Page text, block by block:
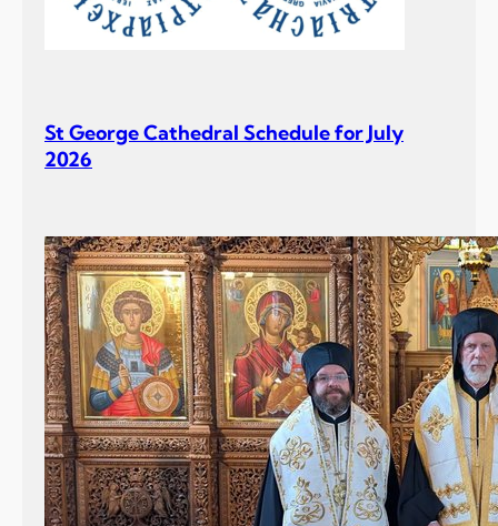
St George Cathedral Schedule for July
2026